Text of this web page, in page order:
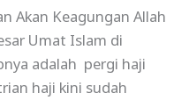
Akan Keagungan Allah
Umat Islam di
adalah pergi haji
haji kini sudah